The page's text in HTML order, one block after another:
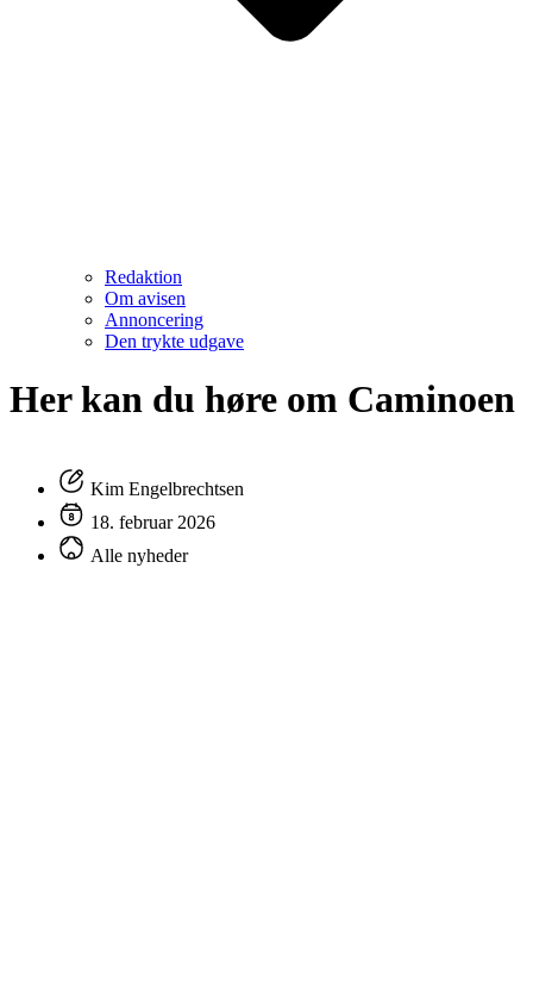
Redaktion
Om avisen
Annoncering
Den trykte udgave
Her kan du høre om Caminoen
Kim Engelbrechtsen
18. februar 2026
Alle nyheder